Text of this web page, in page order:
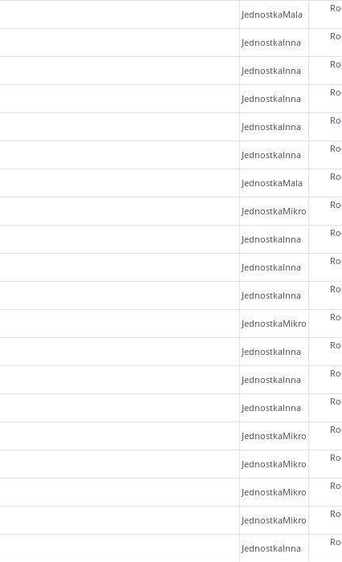
JednostkaMala
JednostkaInna
JednostkaInna
JednostkaInna
JednostkaInna
JednostkaInna
JednostkaMala
JednostkaMikro
JednostkaInna
JednostkaInna
JednostkaInna
JednostkaMikro
JednostkaInna
JednostkaInna
JednostkaInna
JednostkaMikro
JednostkaMikro
JednostkaMikro
JednostkaMikro
JednostkaInna